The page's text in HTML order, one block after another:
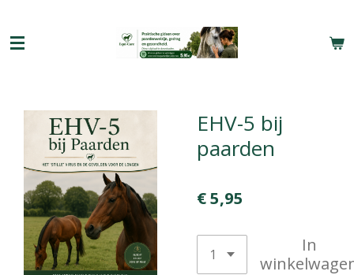
direct
naar
EHV-5 bij
paarden
€ 5,95
In